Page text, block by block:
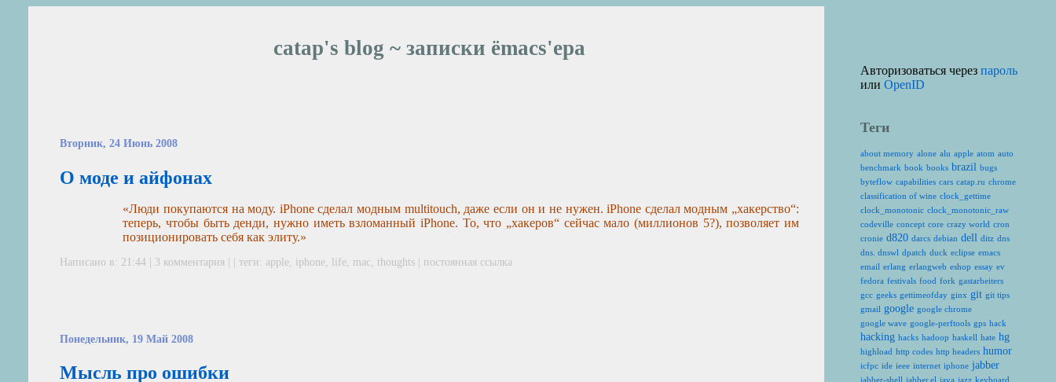
catap's blog ~ записки ёmacs'ера
Вторник, 24 Июнь 2008
О моде и айфонах
«Люди покупаются на моду. iPhone сделал модным multitouch, даже если он и не нужен. iPhone сделал модным „хакерство“:
теперь, чтобы быть денди, нужно иметь взломанный iPhone. То, что „хакеров“ сейчас мало (миллионов 5?), позволяет им
позиционировать себя как элиту.»
Написано в: 21:44 | 3 комментария | | теги: apple iphone life mac thoughts | постоянная ссылка
Понедельник, 19 Май 2008
Мысль про ошибки
Авторизоваться черезпароль
илиOpenID
Теги
about memory alone alu apple atom auto
benchmark book books brazil bugs
byteflow capabilities cars catap.ru chrome
classification of wine clock_gettime
clock_monotonic clock_monotonic_raw
codeville concept core crazy world cron
cronie d820 darcs debian dell ditz dns
dns. dnswl dpatch duck eclipse emacs
email erlang erlangweb eshop essay ev
fedora festivals food fork gastarbeiters
gcc geeks gettimeofday ginx git git tips
gmail google google chrome
google wave google-perftools gps hack
hacking hacks hadoop haskell hate hg
highload http codes http headers humor
icfpc ide ieee internet iphone jabber
jabber-shell jabber.el java jazz keyboard